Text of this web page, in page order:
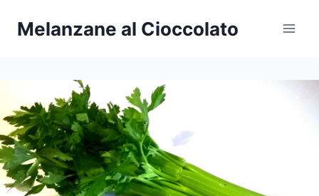
Melanzane al Cioccolato